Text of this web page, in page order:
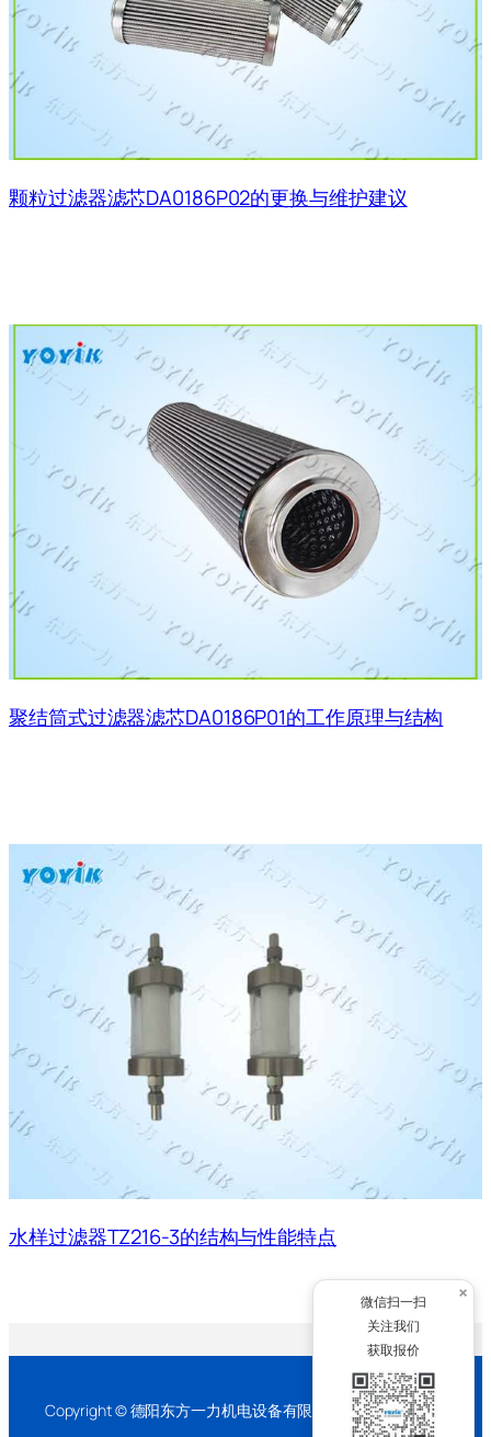
颗粒过滤器滤芯DA0186P02的更换与维护建议
聚结筒式过滤器滤芯DA0186P01的工作原理与结构
水样过滤器TZ216-3的结构与性能特点
Copyright © 德阳东方一力机电设备有限公司 2026 版权所有
×
微信扫一扫
关注我们
获取报价